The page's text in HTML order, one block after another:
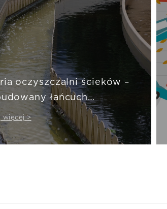
oczyszczalni ścieków –
łańcuch
więcej >